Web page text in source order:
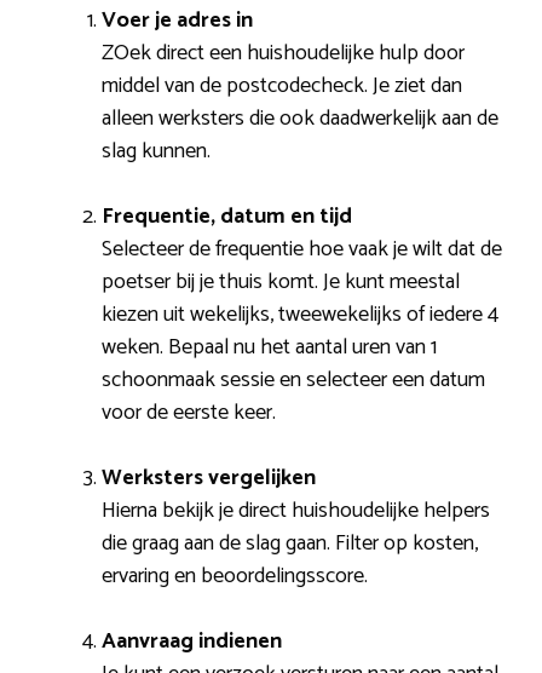
Voer je adres in
ZOek direct een huishoudelijke hulp door
middel van de postcodecheck. Je ziet dan
alleen werksters die ook daadwerkelijk aan de
slag kunnen.
Frequentie, datum en tijd
Selecteer de frequentie hoe vaak je wilt dat de
poetser bij je thuis komt. Je kunt meestal
kiezen uit wekelijks, tweewekelijks of iedere 4
weken. Bepaal nu het aantal uren van 1
schoonmaak sessie en selecteer een datum
voor de eerste keer.
Werksters vergelijken
Hierna bekijk je direct huishoudelijke helpers
die graag aan de slag gaan. Filter op kosten,
ervaring en beoordelingsscore.
Aanvraag indienen